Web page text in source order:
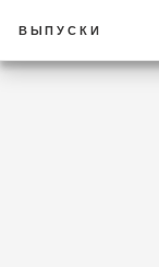
ВЫПУСКИ